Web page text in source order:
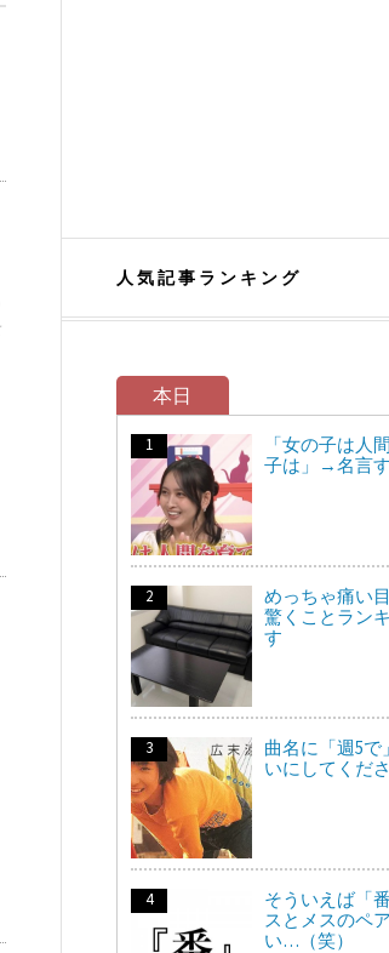
人気記事ランキング
本日
「女の子は人
子は」→名言す
めっちゃ痛い
驚くことラン
す
曲名に「週5で
いにしてくだ
そういえば「
スとメスのペ
い…（笑）